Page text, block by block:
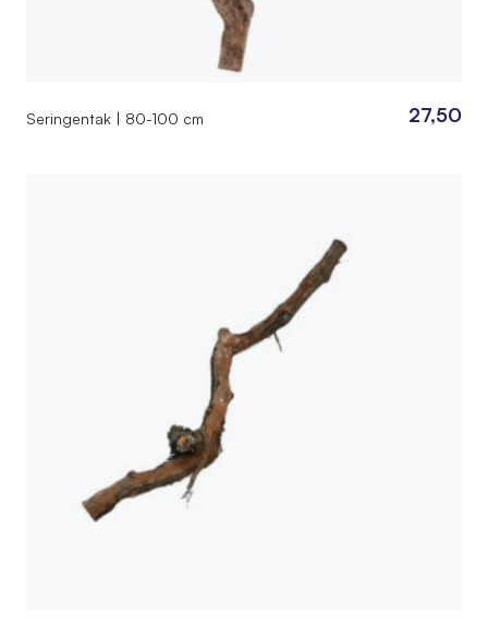
Seringentak | 80-100 cm 27,50